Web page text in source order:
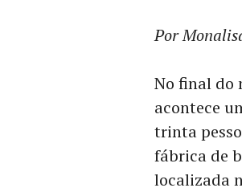
Por
No final do
acontece
trinta
fábrica de
localizada